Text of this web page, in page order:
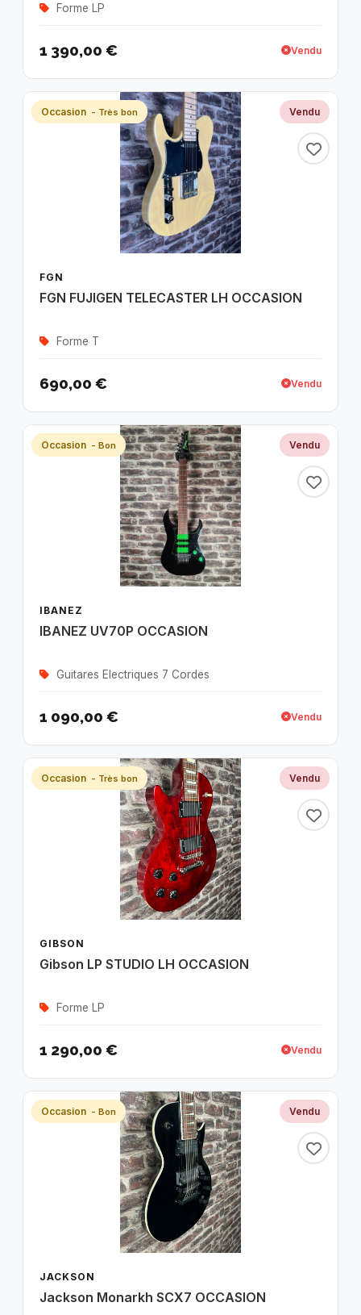
Forme LP
1 390,00 € Vendu
Occasion - Très bon Vendu
FGN
FGN FUJIGEN TELECASTER LH OCCASION
Forme T
690,00 € Vendu
Occasion - Bon Vendu
IBANEZ
IBANEZ UV70P OCCASION
Guitares Electriques 7 Cordes
1 090,00 € Vendu
Occasion - Très bon Vendu
GIBSON
Gibson LP STUDIO LH OCCASION
Forme LP
1 290,00 € Vendu
Occasion - Bon Vendu
JACKSON
Jackson Monarkh SCX7 OCCASION